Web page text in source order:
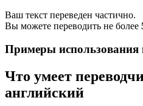
Ваш текст переведен частично.
Вы можете переводить не более
Примеры использования
Что умеет
английский